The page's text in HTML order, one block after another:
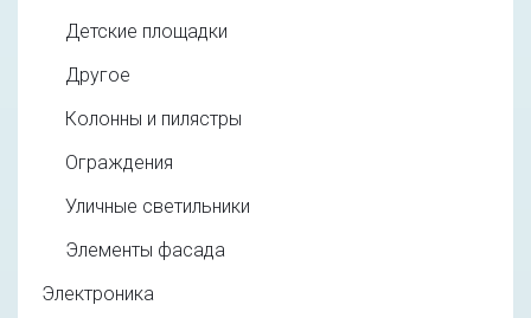
Детские площадки
Другое
Колонны и пилястры
Ограждения
Уличные светильники
Элементы фасада
Электроника